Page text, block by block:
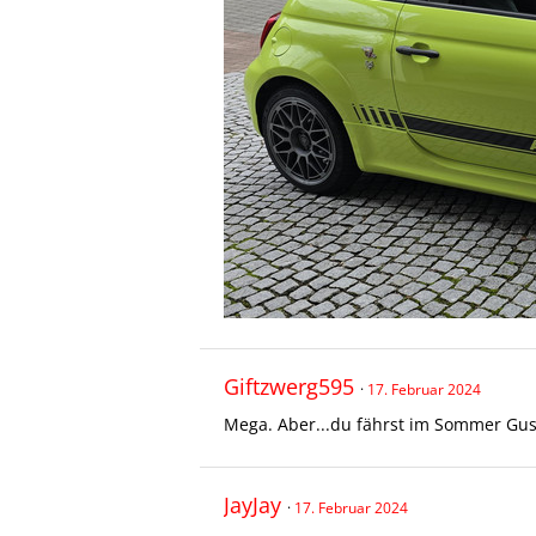
Giftzwerg595 17. Februar 2024
Mega. Aber...du fährst im Sommer
JayJay 17. Februar 2024